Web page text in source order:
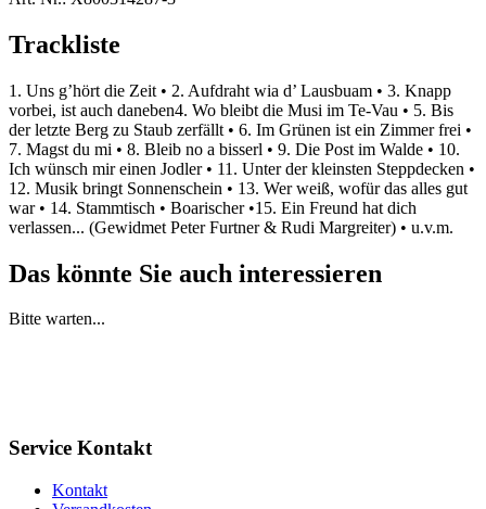
Trackliste
1. Uns g’hört die Zeit • 2. Aufdraht wia d’ Lausbuam • 3. Knapp
vorbei, ist auch daneben4. Wo bleibt die Musi im Te-Vau • 5. Bis
der letzte Berg zu Staub zerfällt • 6. Im Grünen ist ein Zimmer frei •
7. Magst du mi • 8. Bleib no a bisserl • 9. Die Post im Walde • 10.
Ich wünsch mir einen Jodler • 11. Unter der kleinsten Steppdecken •
12. Musik bringt Sonnenschein • 13. Wer weiß, wofür das alles gut
war • 14. Stammtisch • Boarischer •15. Ein Freund hat dich
verlassen... (Gewidmet Peter Furtner & Rudi Margreiter) • u.v.m.
Das könnte Sie auch interessieren
Bitte warten...
Service Kontakt
Kontakt